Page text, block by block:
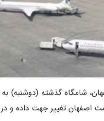
شامگاه گذشته
اصفهان تغییر جهت داده و